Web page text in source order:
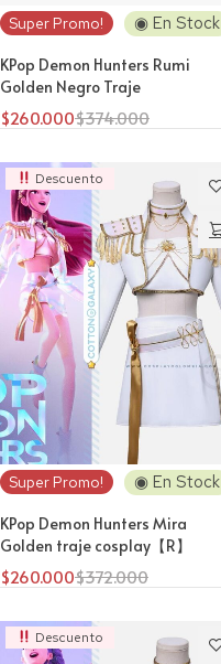
Super Promo! ◉ En Stock
KPop Demon Hunters Rumi
Golden Negro Traje
$374.000
$260.000
Super Promo! ◉ En Stock
Descuento
KPop Demon Hunters Mira
Golden traje cosplay【R】
$372.000
$260.000
Descuento